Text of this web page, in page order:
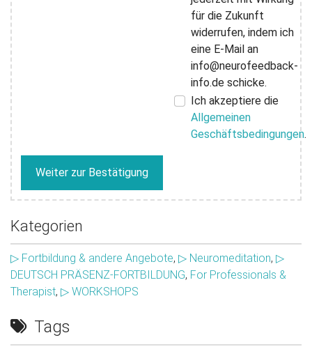
für die Zukunft
widerrufen, indem ich
eine E-Mail an
info@neurofeedback-
info.de schicke.
Ich akzeptiere die
Allgemeinen
Geschäftsbedingungen.
Weiter zur Bestätigung
Kategorien
▷ Fortbildung & andere Angebote, ▷ Neuromeditation, ▷
DEUTSCH PRÄSENZ-FORTBILDUNG, For Professionals &
Therapist, ▷ WORKSHOPS
Tags